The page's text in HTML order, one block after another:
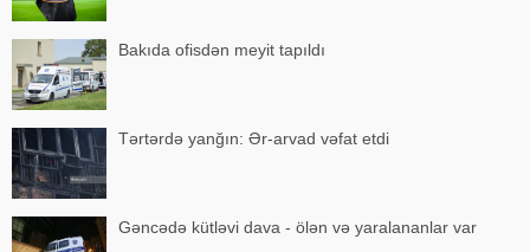
Bakıda ofisdən meyit tapıldı
Tərtərdə yanğın: Ər-arvad vəfat etdi
Gəncədə kütləvi dava - ölən və yaralananlar var